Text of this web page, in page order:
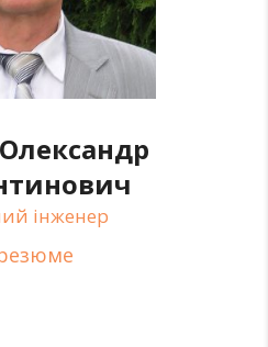
інженер